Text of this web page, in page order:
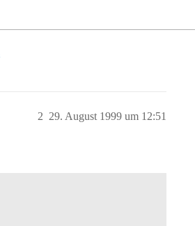
29. August 1999 um 12:51
2